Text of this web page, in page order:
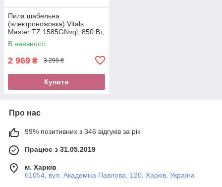
Пила шабельна
(электроножовка) Vitals
Master TZ 1585GNvql, 850 Вт,
2800 об/хв, LED
підсвічування, швидка заміна
В наявності
2 969 ₴ 3 299 ₴
Купити
Про нас
99% позитивних з 346 відгуків за рік
Працює з 31.05.2019
м. Харків
61054, вул. Академіка Павлова, 120, Харків, Україна